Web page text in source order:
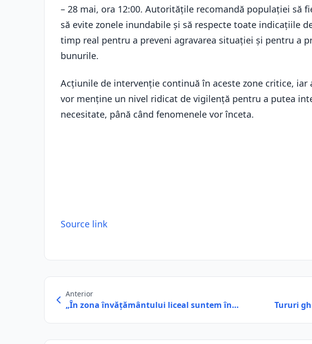
– 28 mai, ora 12:00. Autoritățile recomandă populației să
să evite zonele inundabile și să respecte toate indicațiile
timp real pentru a preveni agravarea situației și pentru a
bunurile.
Acțiunile de intervenție continuă în aceste zone critice,
vor menține un nivel ridicat de vigilență pentru a putea
necesitate, până când fenomenele vor înceta.
Source link
Anterior
„În zona învăţământului liceal suntem în… Tururi